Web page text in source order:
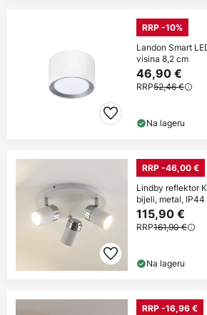
RRP -10%
Landon Smart
visina 8,2 cm
46,90 €
RRP52,46 €
Na lageru
RRP -46,00 €
Lindby reflektor
bijeli, metal, IP44
115,90 €
RRP161,90 €
Na lageru
RRP -16,96 €